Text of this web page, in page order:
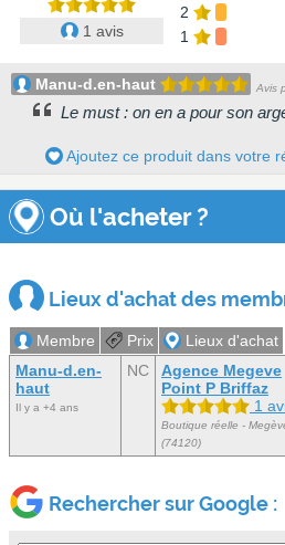
1 avis
2
1
Manu-d.en-haut Avis
Le must : on en a pour son
Ajoutez ce produit dans votre
Où l'acheter ?
Lieux d'achat des
Membre Prix
Lieux d'achat
Manu-d.en-
haut
Il y a +4 ans
NC
Agence Megeve
Point P Briffaz
1
Boutique réelle -
(74120)
Rechercher sur Google :